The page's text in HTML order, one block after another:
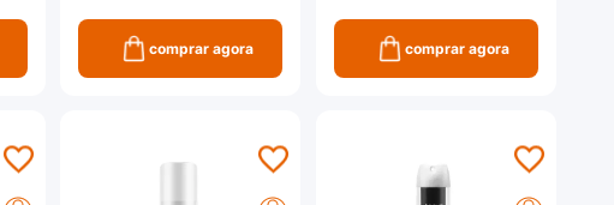
comprar agora comprar agora